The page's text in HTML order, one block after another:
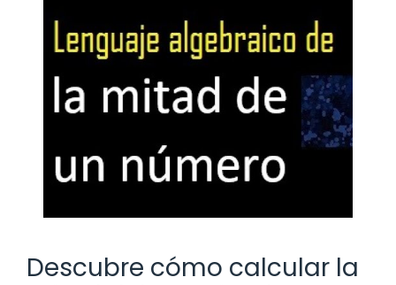
Descubre cómo calcular la